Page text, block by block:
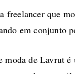
freelancer que
em conjunto
de Lavrut é